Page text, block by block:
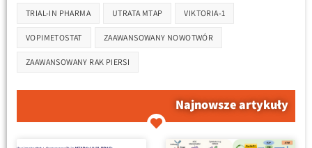
TRIAL-IN PHARMA UTRATA MTAP VIKTORIA-1
VOPIMETOSTAT ZAAWANSOWANY NOWOTWÓR
ZAAWANSOWANY RAK PIERSI
Najnowsze artykuły